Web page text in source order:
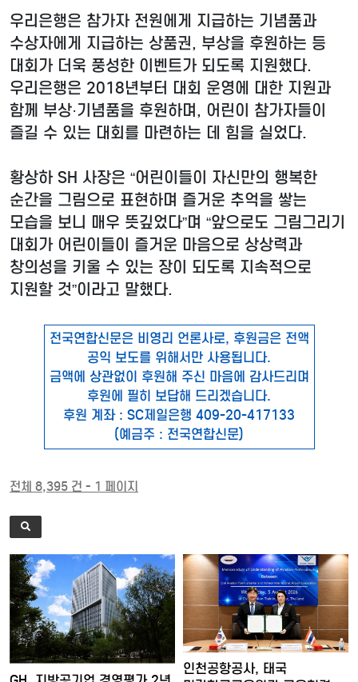
우리은행은 참가자 전원에게 지급하는 기념품과
수상자에게 지급하는 상품권, 부상을 후원하는 등
대회가 더욱 풍성한 이벤트가 되도록 지원했다.
우리은행은 2018년부터 대회 운영에 대한 지원과
함께 부상·기념품을 후원하며, 어린이 참가자들이
즐길 수 있는 대회를 마련하는 데 힘을 실었다.
황상하 SH 사장은 “어린이들이 자신만의 행복한
순간을 그림으로 표현하며 즐거운 추억을 쌓는
모습을 보니 매우 뜻깊었다”며 “앞으로도 그림그리기
대회가 어린이들이 즐거운 마음으로 상상력과
창의성을 키울 수 있는 장이 되도록 지속적으로
지원할 것”이라고 말했다.
전국연합신문은 비영리 언론사로, 후원금은 전액
공익 보도를 위해서만 사용됩니다.
금액에 상관없이 후원해 주신 마음에 감사드리며
후원에 필히 보답해 드리겠습니다.
후원 계좌 : SC제일은행 409-20-417133
(예금주 : 전국연합신문)
전체 8,395 건 - 1 페이지
인천공항공사, 태국